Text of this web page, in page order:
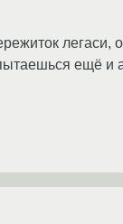
ещё и